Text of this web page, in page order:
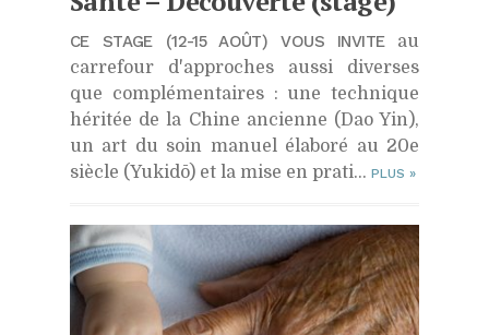
CE STAGE (12-15 AOÛT) VOUS INVITEau
carrefour d'approches aussi diverses
que complémentaires : une technique
héritée de la Chine ancienne (Dao Yin),
un art du soin manuel élaboré au 20e
siècle (Yukidō) et la mise en prati... PLUS »